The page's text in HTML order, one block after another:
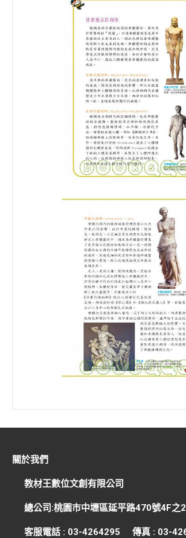
關於我們
教材王數位文創有限公司
總公司:桃園市中壢區延平路470號4F之2
客服電話 : 03-4264295 傳真 : 03-